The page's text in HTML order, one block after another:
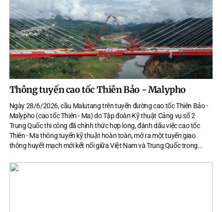
Thông tuyến cao tốc Thiên Bảo - Malypho
Ngày 28/6/2026, cầu Malutang trên tuyến đường cao tốc Thiên Bảo -
Malypho (cao tốc Thiên - Ma) do Tập đoàn Kỹ thuật Cảng vụ số 2
Trung Quốc thi công đã chính thức hợp long, đánh dấu việc cao tốc
Thiên - Ma thông tuyến kỹ thuật hoàn toàn, mở ra một tuyến giao
thông huyết mạch mới kết nối giữa Việt Nam và Trung Quốc trong